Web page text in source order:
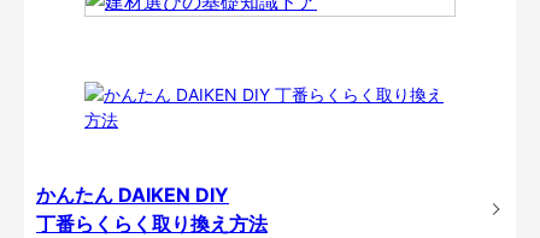
かんたん DAIKEN DIY
丁番らくらく取り換え方法